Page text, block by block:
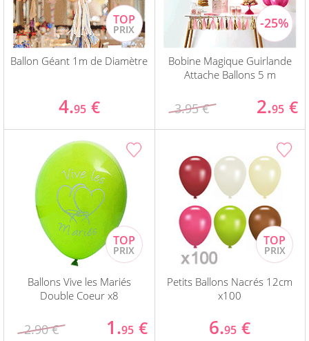
Ballon Géant 1m de Diamètre
4.95 €
Bobine Magique Guirlande
Attache Ballons 5 m
3.95 € 2.95 €
Ballons Vive les Mariés
Double Coeur x8
2.90 € 1.95 €
Petits Ballons Nacrés 12cm
x100
6.95 €